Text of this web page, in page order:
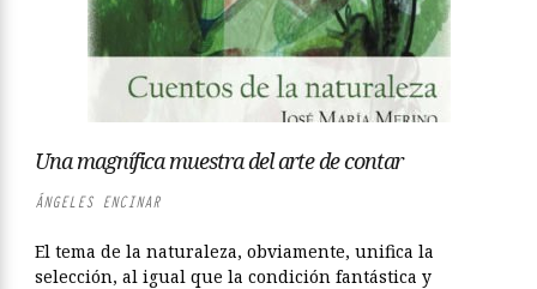
Una magnífica muestra del arte de contar
ÁNGELES ENCINAR
El tema de la naturaleza, obviamente, unifica la
selección, al igual que la condición fantástica y